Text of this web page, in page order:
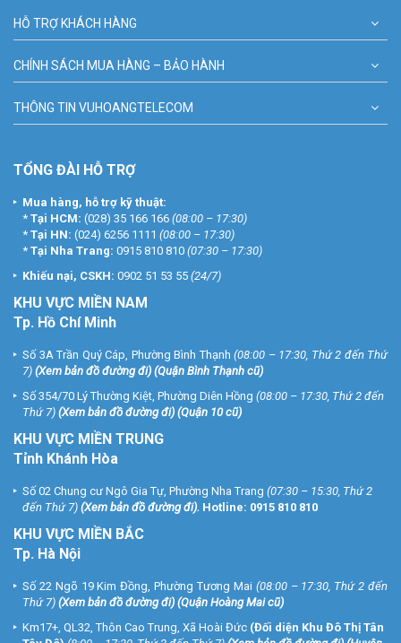
HỖ TRỢ KHÁCH HÀNG
CHÍNH SÁCH MUA HÀNG – BẢO HÀNH
THÔNG TIN VUHOANGTELECOM
TỔNG ĐÀI HỖ TRỢ
Mua hàng, hỗ trợ kỹ thuật:
* Tại HCM: (028) 35 166 166 (08:00 – 17:30)
* Tại HN: (024) 6256 1111 (08:00 – 17:30)
* Tại Nha Trang: 0915 810 810 (07:30 – 17:30)
Khiếu nại, CSKH: 0902 51 53 55 (24/7)
KHU VỰC MIỀN NAM
Tp. Hồ Chí Minh
Số 3A Trần Quý Cáp, Phường Bình Thạnh (08:00 – 17:30, Thứ 2 đến Thứ
7) (Xem bản đồ đường đi) (Quận Bình Thạnh cũ)
Số 354/70 Lý Thường Kiệt, Phường Diên Hồng (08:00 – 17:30, Thứ 2 đến
Thứ 7) (Xem bản đồ đường đi) (Quận 10 cũ)
KHU VỰC MIỀN TRUNG
Tỉnh Khánh Hòa
Số 02 Chung cư Ngô Gia Tự, Phường Nha Trang (07:30 – 15:30, Thứ 2
đến Thứ 7) (Xem bản đồ đường đi). Hotline: 0915 810 810
KHU VỰC MIỀN BẮC
Tp. Hà Nội
Số 22 Ngõ 19 Kim Đồng, Phường Tương Mai (08:00 – 17:30, Thứ 2 đến
Thứ 7) (Xem bản đồ đường đi) (Quận Hoàng Mai cũ)
Km17+, QL32, Thôn Cao Trung, Xã Hoài Đức (Đối diện Khu Đô Thị Tân